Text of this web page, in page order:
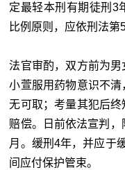
定最轻本刑有期徒刑3
比例原则，应依刑法第
法官审酌，双方前为
小萱服用药物意识不
无可取；考量其犯后
赔偿。日前依法宣判
月。缓刑4年，并应于
间应付保护管束。